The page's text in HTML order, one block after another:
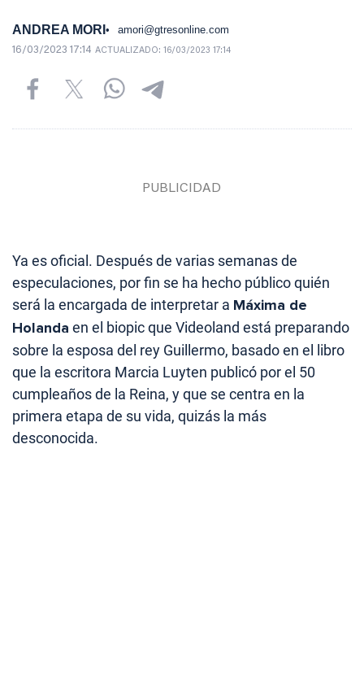
ANDREA MORI amori@gtresonline.com
16/03/2023 17:14 ACTUALIZADO: 16/03/2023 17:14
Ya es oficial. Después de varias semanas de
especulaciones, por fin se ha hecho público quién
será la encargada de interpretar a Máxima de
Holanda en el biopic que Videoland está preparando
sobre la esposa del rey Guillermo, basado en el libro
que la escritora Marcia Luyten publicó por el 50
cumpleaños de la Reina, y que se centra en la
primera etapa de su vida, quizás la más
desconocida.